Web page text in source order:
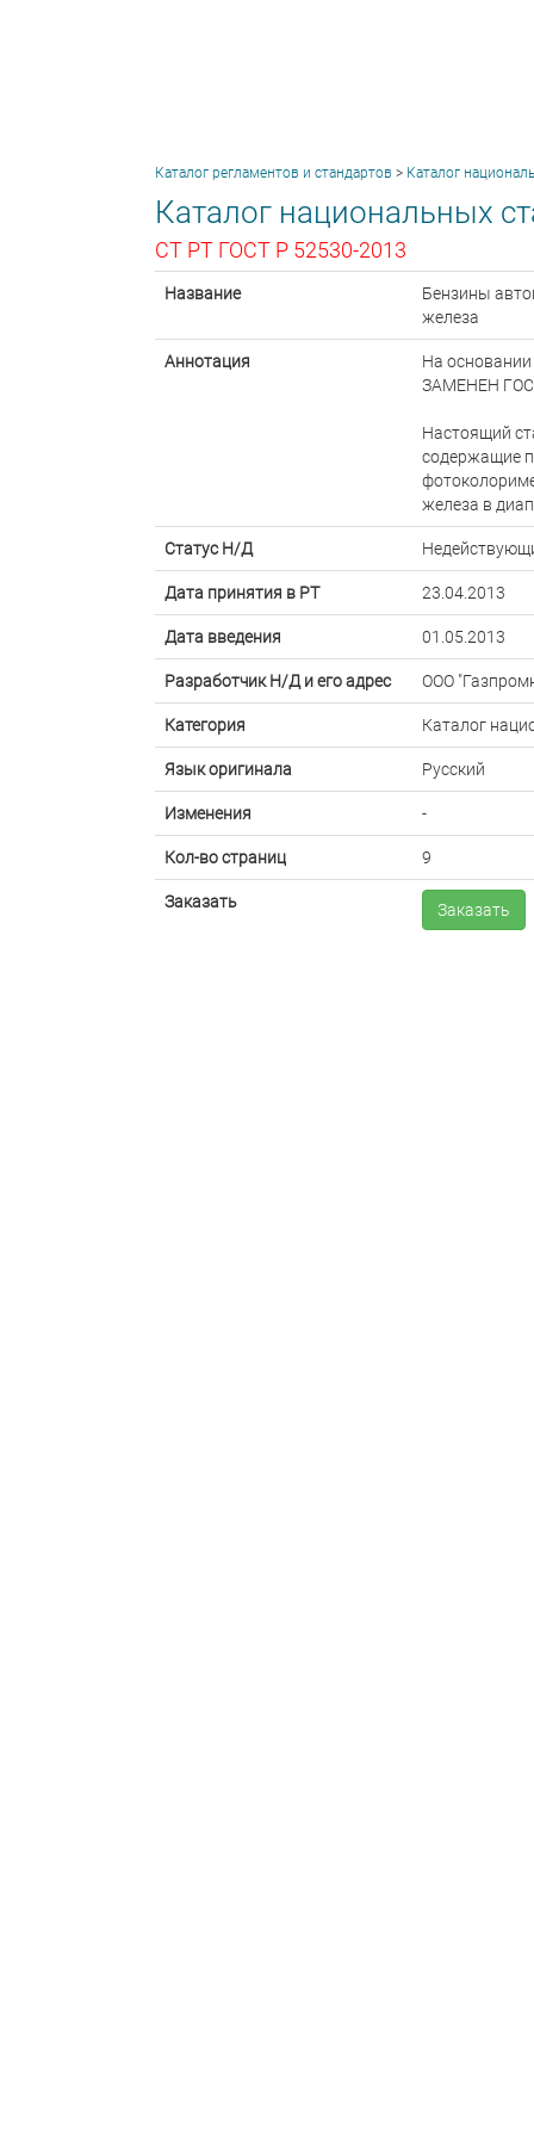
Каталог регламентов и стандартов > Каталог
Каталог национальных
СТ РТ ГОСТ Р 52530-2013
Название
Бензины
железа
Аннотация
На
ЗАМЕНЕН
Настоящий
содержащие
железа в
Статус Н/Д
Дата принятия в РТ 23.04.2013
Дата введения 01.05.2013
Разработчик Н/Д и его адрес ООО
Категория Каталог
Язык оригинала Русский
Изменения -
Кол-во страниц 9
Заказать Заказать